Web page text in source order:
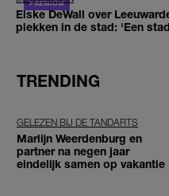
Elske DeWall over
plekken in de stad: 'Een
TRENDING
GELEZEN BIJ DE TANDARTS
Marlijn Weerdenburg en
partner na negen jaar
eindelijk samen op vakantie